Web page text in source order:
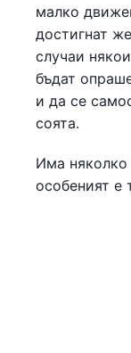
малко
достигнат
случаи
бъдат
и да се
соята.
Има няколко
особеният е